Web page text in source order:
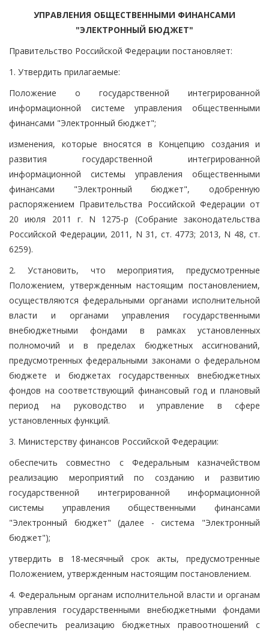
УПРАВЛЕНИЯ ОБЩЕСТВЕННЫМИ ФИНАНСАМИ
"ЭЛЕКТРОННЫЙ БЮДЖЕТ"
Правительство Российской Федерации постановляет:
1. Утвердить прилагаемые:
Положение о государственной интегрированной
информационной системе управления общественными
финансами "Электронный бюджет";
изменения, которые вносятся в Концепцию создания и
развития государственной интегрированной
информационной системы управления общественными
финансами "Электронный бюджет", одобренную
распоряжением Правительства Российской Федерации от
20 июля 2011 г. N 1275-р (Собрание законодательства
Российской Федерации, 2011, N 31, ст. 4773; 2013, N 48, ст.
6259).
2. Установить, что мероприятия, предусмотренные
Положением, утвержденным настоящим постановлением,
осуществляются федеральными органами исполнительной
власти и органами управления государственными
внебюджетными фондами в рамках установленных
полномочий и в пределах бюджетных ассигнований,
предусмотренных федеральными законами о федеральном
бюджете и бюджетах государственных внебюджетных
фондов на соответствующий финансовый год и плановый
период на руководство и управление в сфере
установленных функций.
3. Министерству финансов Российской Федерации:
обеспечить совместно с Федеральным казначейством
реализацию мероприятий по созданию и развитию
государственной интегрированной информационной
системы управления общественными финансами
"Электронный бюджет" (далее - система "Электронный
бюджет");
утвердить в 18-месячный срок акты, предусмотренные
Положением, утвержденным настоящим постановлением.
4. Федеральным органам исполнительной власти и органам
управления государственными внебюджетными фондами
обеспечить реализацию бюджетных правоотношений с